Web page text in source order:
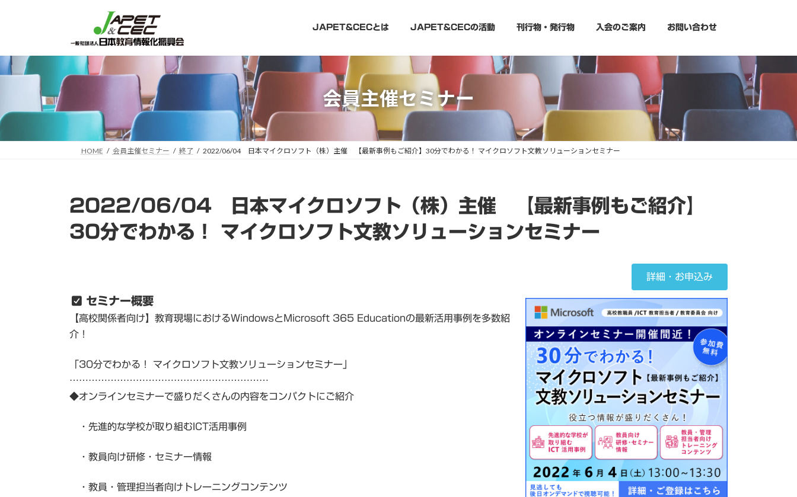
ツ
へ
ッ
シ
ョ
移
JAPET&CECとは JAPET&CECの活動 刊行物・発行物 入会のご案内 お問い合わせ
会員主催セミナー
HOME 会員主催セミナー 終了 2022/06/04 日本マイクロソフト（株）主催 【最新事例もご紹介】30分でわかる！ マイクロソフト文教ソリューションセミナー
2022/06/04 日本マイクロソフト（株）主催 【最新事例もご紹介】
30分でわかる！ マイクロソフト文教ソリューションセミナー
詳細・お申込み
セミナー概要
【高校関係者向け】教育現場におけるWindowsとMicrosoft 365 Educationの最新活用事例を多数紹
介！
「30分でわかる！ マイクロソフト文教ソリューションセミナー」
………………………………………………………
◆オンラインセミナーで盛りだくさんの内容をコンパクトにご紹介
・先進的な学校が取り組むICT活用事例
・教員向け研修・セミナー情報
・教員・管理担当者向けトレーニングコンテンツ